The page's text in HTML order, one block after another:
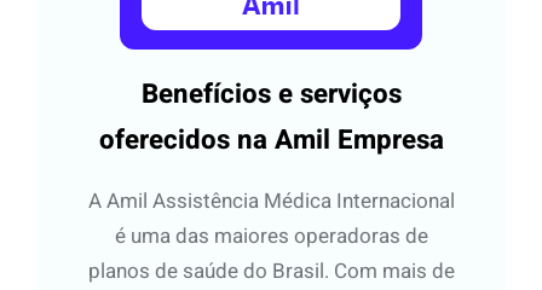
Benefícios e serviços
oferecidos na Amil Empresa
A Amil Assistência Médica Internacional
é uma das maiores operadoras de
planos de saúde do Brasil. Com mais de